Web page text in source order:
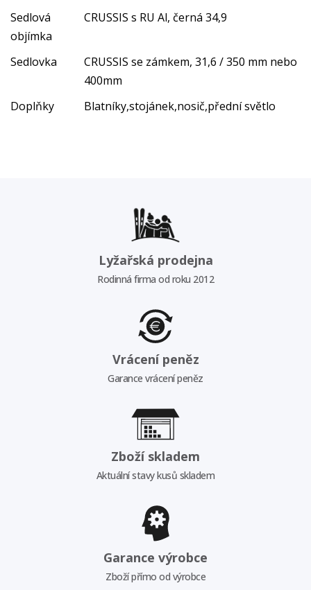
Sedlová
objímka
CRUSSIS s RU Al, černá 34,9
Sedlovka
CRUSSIS se zámkem, 31,6 / 350 mm nebo
400mm
Doplňky
Blatníky,stojánek,nosič,přední světlo
Lyžařská prodejna
Rodinná firma od roku 2012
Vrácení peněz
Garance vrácení peněz
Zboží skladem
Aktuální stavy kusů skladem
Garance výrobce
Zboží přímo od výrobce